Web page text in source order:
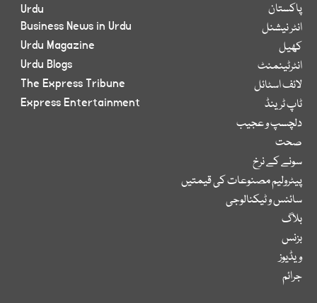
پاکستان
انٹر نیشنل
کھیل
انٹرٹینمنٹ
لائف اسٹائل
ٹاپ ٹرینڈ
دلچسپ و عجیب
صحت
سونے کے نرخ
پیٹرولیم مصنوعات کی قیمتیں
سائنس و ٹیکنالوجی
بلاگ
بزنس
ویڈیوز
جرائم
Urdu
Business News in Urdu
Urdu Magazine
Urdu Blogs
The Express Tribune
Express Entertainment